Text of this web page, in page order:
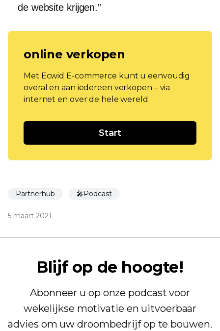
de website krijgen.”
online verkopen
Met Ecwid E-commerce kunt u eenvoudig
overal en aan iedereen verkopen – via
internet en over de hele wereld.
Start
Partnerhub 🎤Podcast
5 maart 2021
Blijf op de hoogte!
Abonneer u op onze podcast voor
wekelijkse motivatie en uitvoerbaar
advies om uw droombedrijf op te bouwen.